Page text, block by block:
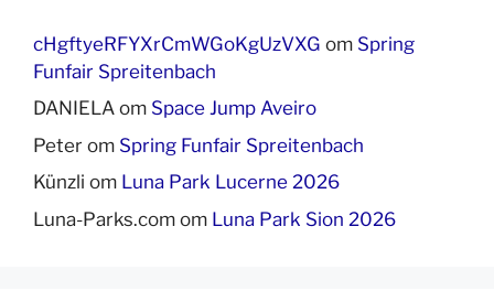
cHgftyeRFYXrCmWGoKgUzVXG om Spring
Funfair Spreitenbach
DANIELA om Space Jump Aveiro
Peter om Spring Funfair Spreitenbach
Künzli om Luna Park Lucerne 2026
Luna-Parks.com om Luna Park Sion 2026